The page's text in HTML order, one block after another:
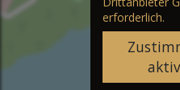
erforderlich.